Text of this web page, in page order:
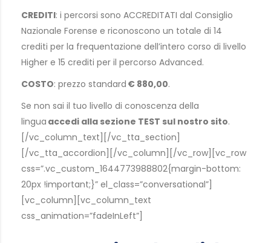
CREDITI: i percorsi sono ACCREDITATI dal Consiglio
Nazionale Forense e riconoscono un totale di 14
crediti per la frequentazione dell’intero corso di livello
Higher e 15 crediti per il percorso Advanced.
COSTO: prezzo standard € 880,00.
Se non sai il tuo livello di conoscenza della
lingua accedi alla sezione TEST sul nostro sito.
[/vc_column_text][/vc_tta_section]
[/vc_tta_accordion][/vc_column][/vc_row][vc_row
css=”.vc_custom_1644773988802{margin-bottom:
20px !important;}” el_class=”conversational”]
[vc_column][vc_column_text
css_animation=”fadeInLeft”]